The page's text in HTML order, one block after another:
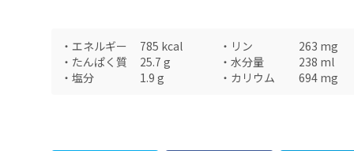
・ エネルギー 785 kcal ・ リン 263 mg
・ たんぱく質 25.7 g ・ 水分量 238 ml
・ 塩分 1.9 g ・ カリウム 694 mg